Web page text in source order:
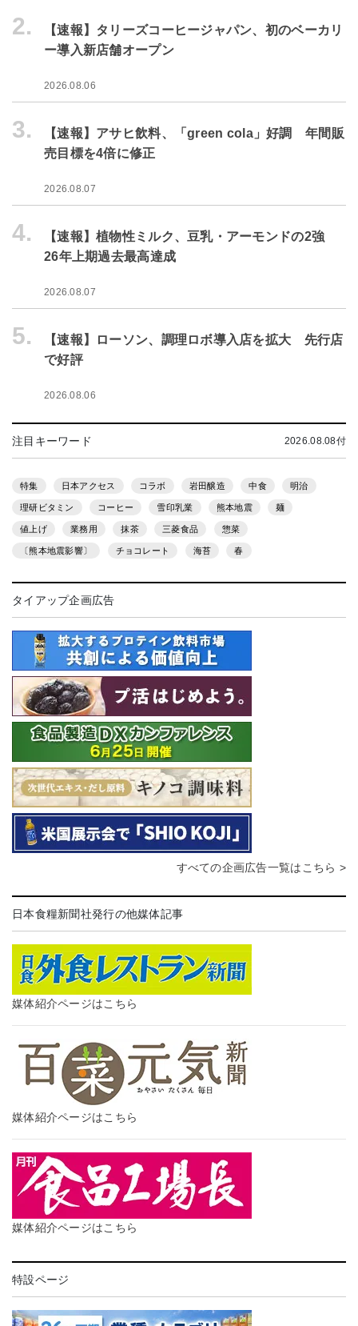
2.
【速報】タリーズコーヒージャパン、初のベーカリ
ー導入新店舗オープン
2026.08.06
3.
【速報】アサヒ飲料、「green cola」好調 年間販
売目標を4倍に修正
2026.08.07
4.
【速報】植物性ミルク、豆乳・アーモンドの2強
26年上期過去最高達成
2026.08.07
5.
【速報】ローソン、調理ロボ導入店を拡大 先行店
で好評
2026.08.06
注目キーワード 2026.08.08付
特集 日本アクセス コラボ 岩田醸造 中食 明治
理研ビタミン コーヒー 雪印乳業 熊本地震 麺
値上げ 業務用 抹茶 三菱食品 惣菜
〔熊本地震影響〕 チョコレート 海苔 春
タイアップ企画広告
すべての企画広告一覧はこちら >
日本食糧新聞社発行の他媒体記事
媒体紹介ページはこちら
媒体紹介ページはこちら
媒体紹介ページはこちら
特設ページ